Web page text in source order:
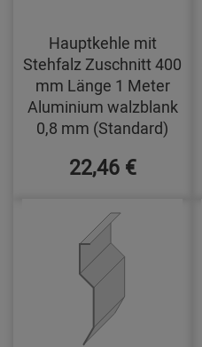
Hauptkehle mit
Stehfalz Zuschnitt 400
mm Länge 1 Meter
Aluminium walzblank
0,8 mm (Standard)
22,46 €